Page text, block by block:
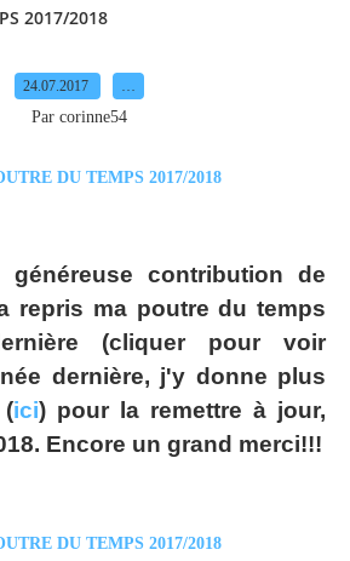
2017/2018
24.07.2017
Par corinne54
contribution de
repris ma poutre du temps
(cliquer pour voir
dernière, j'y donne plus
(ici) pour la remettre à jour,
Encore un grand merci!!!